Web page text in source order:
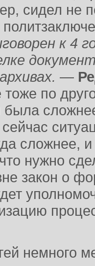
сидел не
к 4
—
по
была
сложнее,
нужно
закон о
немного